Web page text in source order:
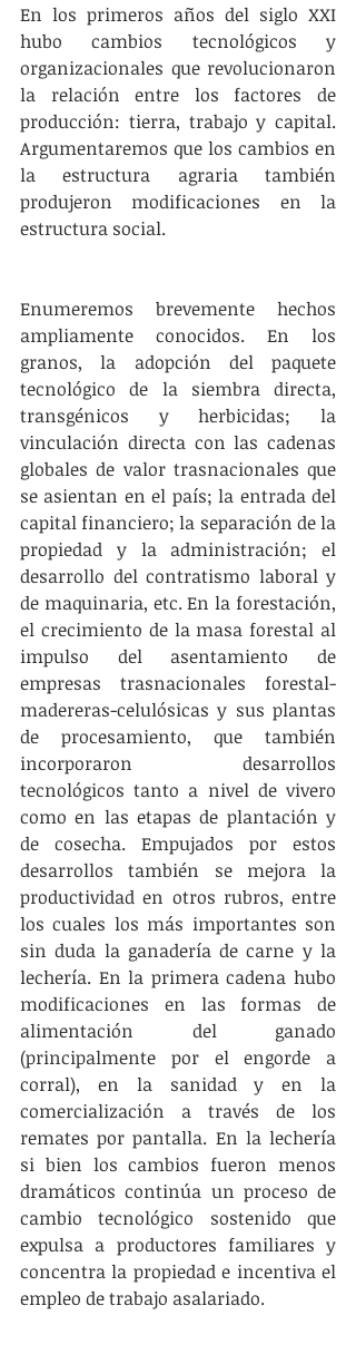
En los primeros años del siglo XXI
hubo cambios tecnológicos y
organizacionales que revolucionaron
la relación entre los factores de
producción: tierra, trabajo y capital.
Argumentaremos que los cambios en
la estructura agraria también
produjeron modificaciones en la
estructura social.
Enumeremos brevemente hechos
ampliamente conocidos. En los
granos, la adopción del paquete
tecnológico de la siembra directa,
transgénicos y herbicidas; la
vinculación directa con las cadenas
globales de valor trasnacionales que
se asientan en el país; la entrada del
capital financiero; la separación de la
propiedad y la administración; el
desarrollo del contratismo laboral y
de maquinaria, etc. En la forestación,
el crecimiento de la masa forestal al
impulso del asentamiento de
empresas trasnacionales forestal-
madereras-celulósicas y sus plantas
de procesamiento, que también
incorporaron desarrollos
tecnológicos tanto a nivel de vivero
como en las etapas de plantación y
de cosecha. Empujados por estos
desarrollos también se mejora la
productividad en otros rubros, entre
los cuales los más importantes son
sin duda la ganadería de carne y la
lechería. En la primera cadena hubo
modificaciones en las formas de
alimentación del ganado
(principalmente por el engorde a
corral), en la sanidad y en la
comercialización a través de los
remates por pantalla. En la lechería
si bien los cambios fueron menos
dramáticos continúa un proceso de
cambio tecnológico sostenido que
expulsa a productores familiares y
concentra la propiedad e incentiva el
empleo de trabajo asalariado.